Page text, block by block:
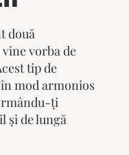
două
vorba de
tip de
mod armonios
ți
și de lungă